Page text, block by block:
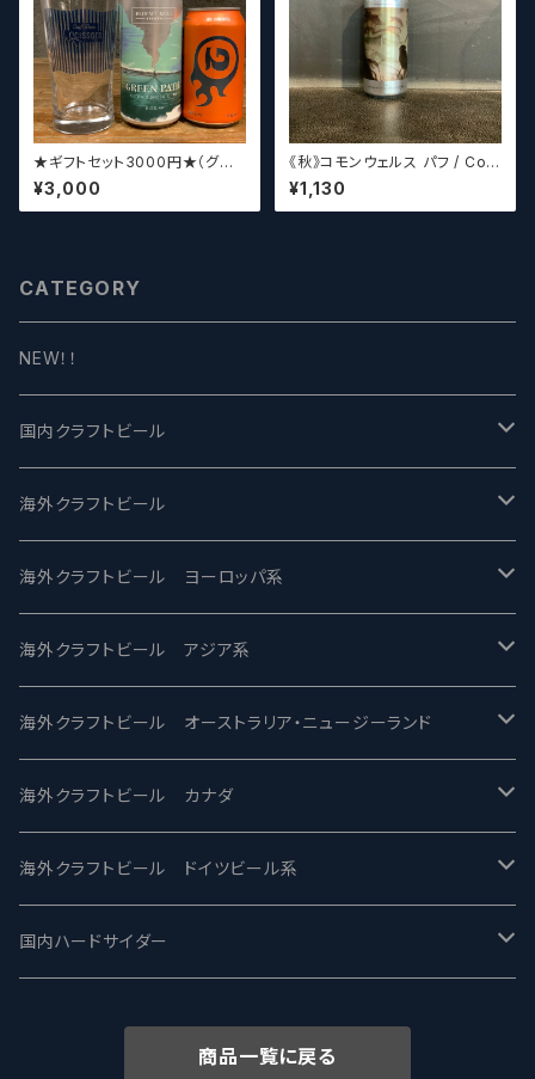
★ギフトセット3000円★（グラ
スセット）【クラフトビール】
¥3,000
《秋》コモンウェルス パフ / Com
monwealth Puff 【クラフトビ
ールシザーズ】
¥1,130
CATEGORY
NEW！！
国内クラフトビール
UCHU BREWING -うちゅうブルーイング
バテレ -VERTERE
2nd Story Ale Works -セカンドストーリー
ビアへるん - Beer Hearn
忽布古丹醸造 - HOP KOTAN
ワイマーケットブルーイング Y.Market Brewing
志賀高原ビール - SIGAKOGEN
海外クラフトビール
Modern Times モダンタイムズ
Maui マウイ
Toppling Goliath トップリンゴライアス
Fair State フェアステイト
Lagunitas ラグニタス
FirestoneWalker ファイアストーン
海外クラフトビール ヨーロッパ系
UnBarred -アンバード
SAIREN /サイレン
ワイルドチャイルド - Wilde Child
BrewDog Brewery - ブリュードッグ
The Flying Inn / ザ フライイング イン
海外クラフトビール アジア系
gweilo-鬼佬 グウァイロ
Heart Of Darkness - ハートオブダークネス
Carbon brews -カーボン
TAIHU - タイフー
海外クラフトビール オーストラリア・ニュージーランド
ROCKY RIDGE - ロッキーリッジ
BODRIGGY BREWING ボッドリッジー
CO-CONSPIRATORS コ・コンスピレーターズ
海外クラフトビール カナダ
Jackie O's ジャッキーオーズ
Westbrook ウェストブルック
海外クラフトビール ドイツビール系
Karmeliten カーメリテン
国内ハードサイダー
商品一覧に戻る